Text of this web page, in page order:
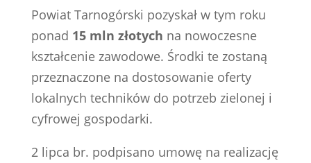
Powiat Tarnogórski pozyskał w tym roku
ponad 15 mln złotych na nowoczesne
kształcenie zawodowe. Środki te zostaną
przeznaczone na dostosowanie oferty
lokalnych techników do potrzeb zielonej i
cyfrowej gospodarki.
2 lipca br. podpisano umowę na realizację